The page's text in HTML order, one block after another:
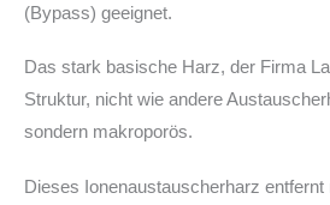
(Bypass) geeignet.
Das stark basische Harz, der Firma
Struktur, nicht wie andere
sondern makroporös.
Dieses Ionenaustauscherharz entfernt